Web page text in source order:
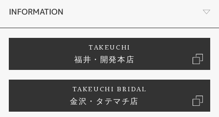
セットリング
婚約ネックレス
エタニティリング
タケウチのこだわり
プロポーズサポート
ブランドリスト
ジュエリーリフォーム
会社概要
お客様の声
INFORMATION
プライバシーポリシー
TAKEUCHI
福井・開発本店
TAKEUCHI BRIDAL
金沢・タテマチ店